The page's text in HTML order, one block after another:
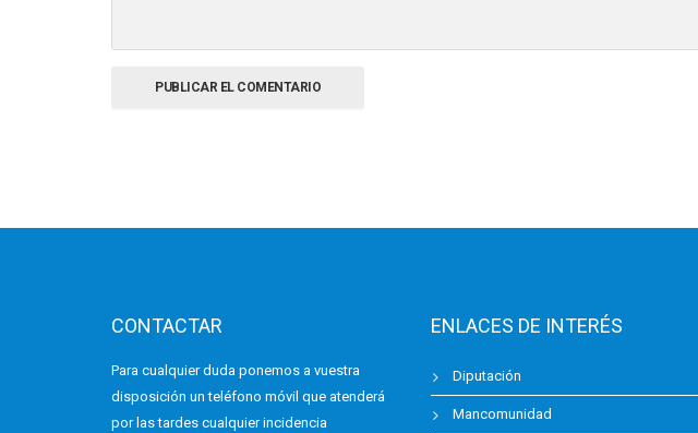
CONTACTAR
Para cualquier duda ponemos a vuestra
disposición un teléfono móvil que atenderá
por las tardes cualquier incidencia
ENLACES DE INTERÉS
Diputación
Mancomunidad